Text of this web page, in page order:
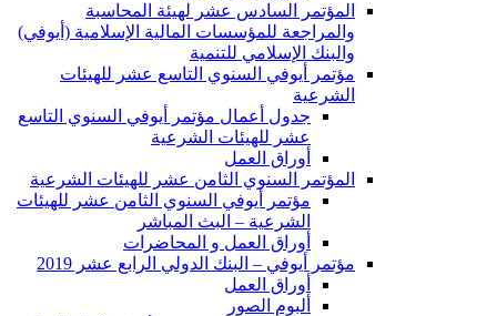
المؤتمر السادس عشر لهيئة المحاسبة
والمراجعة للمؤسسات المالية الإسلامية (أيوفي)
والبنك الإسلامي للتنمية
مؤتمر أيوفي السنوي التاسع عشر للهيئات
الشرعية
جدول أعمال مؤتمر أيوفي السنوي التاسع
عشر للهيئات الشرعية
أوراق العمل
المؤتمر السنوي الثامن عشر للهيئات الشرعية
مؤتمر أيوفي السنوي الثامن عشر للهيئات
الشرعية – البث المباشر
أوراق العمل و المحاضرات
مؤتمر أيوفي – البنك الدولي الرابع عشر 2019
أوراق العمل
ألبوم الصور